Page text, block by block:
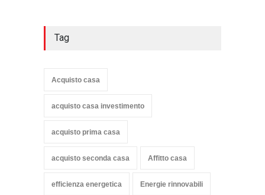
Tag
Acquisto casa
acquisto casa investimento
acquisto prima casa
acquisto seconda casa Affitto casa
efficienza energetica Energie rinnovabili